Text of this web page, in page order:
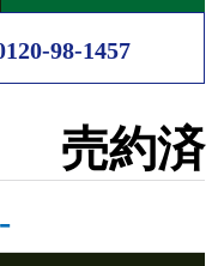
98-1457
売約済